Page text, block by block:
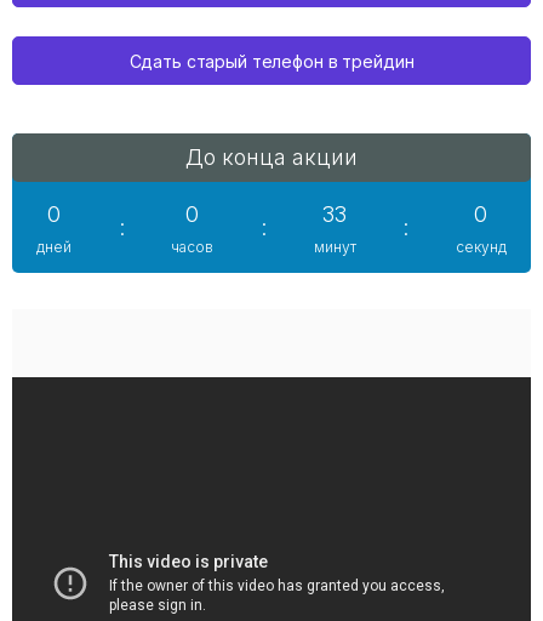
Сдать старый телефон в трейдин
До конца акции
0
дней
:
0
часов
:
32
минут
:
59
секунд